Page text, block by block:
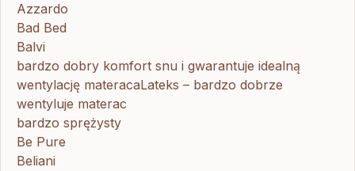
Azzardo
Bad Bed
Balvi
bardzo dobry komfort snu i gwarantuje idealną
wentylację materacaLateks – bardzo dobrze
wentyluje materac
bardzo sprężysty
Be Pure
Beliani